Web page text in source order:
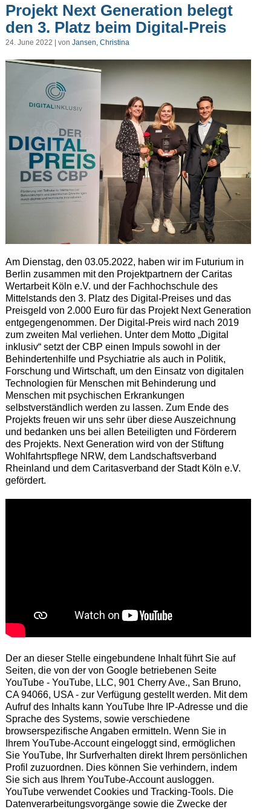
Projekt Next Generation belegt
den 3. Platz beim Digital-Preis
24. June 2022 | von Jansen, Christina
Am Dienstag, den 03.05.2022, haben wir im Futurium in
Berlin zusammen mit den Projektpartnern der Caritas
Wertarbeit Köln e.V. und der Fachhochschule des
Mittelstands den 3. Platz des Digital-Preises und das
Preisgeld von 2.000 Euro für das Projekt Next Generation
entgegengenommen. Der Digital-Preis wird nach 2019
zum zweiten Mal verliehen. Unter dem Motto „Digital
inklusiv“ setzt der CBP einen Impuls sowohl in der
Behindertenhilfe und Psychiatrie als auch in Politik,
Forschung und Wirtschaft, um den Einsatz von digitalen
Technologien für Menschen mit Behinderung und
Menschen mit psychischen Erkrankungen
selbstverständlich werden zu lassen. Zum Ende des
Projekts freuen wir uns sehr über diese Auszeichnung
und bedanken uns bei allen Beteiligten und Förderern
des Projekts. Next Generation wird von der Stiftung
Wohlfahrtspflege NRW, dem Landschaftsverband
Rheinland und dem Caritasverband der Stadt Köln e.V.
gefördert.
Der an dieser Stelle eingebundene Inhalt führt Sie auf
Seiten, die von der von Google betriebenen Seite
YouTube - YouTube, LLC, 901 Cherry Ave., San Bruno,
CA 94066, USA - zur Verfügung gestellt werden. Mit dem
Aufruf des Inhalts kann YouTube Ihre IP-Adresse und die
Sprache des Systems, sowie verschiedene
browserspezifische Angaben ermitteln. Wenn Sie in
Ihrem YouTube-Account eingeloggt sind, ermöglichen
Sie YouTube, Ihr Surfverhalten direkt Ihrem persönlichen
Profil zuzuordnen. Dies können Sie verhindern, indem
Sie sich aus Ihrem YouTube-Account ausloggen.
YouTube verwendet Cookies und Tracking-Tools. Die
Datenverarbeitungsvorgänge sowie die Zwecke der